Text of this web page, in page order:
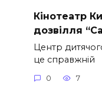
Кінотеатр
дозвілля
Центр
це справжній
0 7